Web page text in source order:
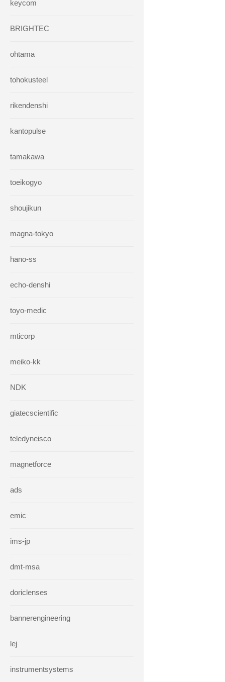
keycom
BRIGHTEC
ohtama
tohokusteel
rikendenshi
kantopulse
tamakawa
toeikogyo
shoujikun
magna-tokyo
hano-ss
echo-denshi
toyo-medic
mticorp
meiko-kk
NDK
giatecscientific
teledyneisco
magnetforce
ads
emic
ims-jp
dmt-msa
doriclenses
bannerengineering
lej
instrumentsystems